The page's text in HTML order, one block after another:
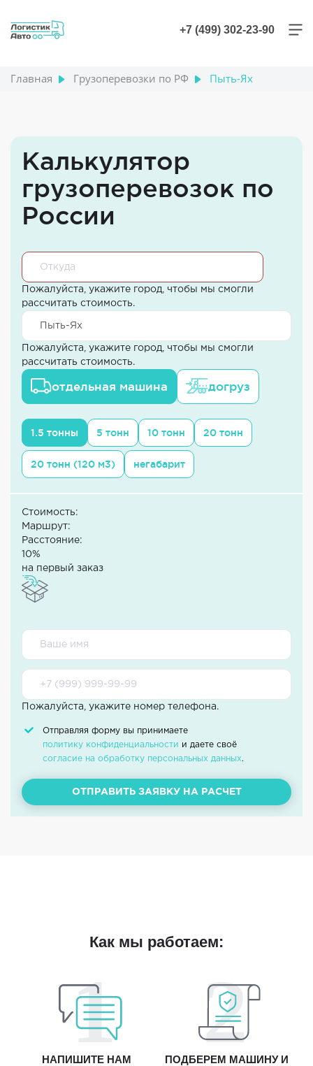
+7 (499) 302-23-90
Главная Грузоперевозки по РФ Пыть-Ях
Калькулятор
грузоперевозок по
России
Пожалуйста, укажите город, чтобы мы смогли
рассчитать стоимость.
Пожалуйста, укажите город, чтобы мы смогли
рассчитать стоимость.
отдельная машина догруз
1.5 тонны 5 тонн 10 тонн 20 тонн
20 тонн (120 м3) негабарит
Стоимость:
Маршрут:
Расстояние:
10%
на первый заказ
Пожалуйста, укажите номер телефона.
Отправляя форму вы принимаете
политику конфиденциальности и даете своё
согласие на обработку персональных данных.
ОТПРАВИТЬ ЗАЯВКУ НА РАСЧЕТ
Как мы работаем:
НАПИШИТЕ НАМ
ПОДБЕРЕМ МАШИНУ И